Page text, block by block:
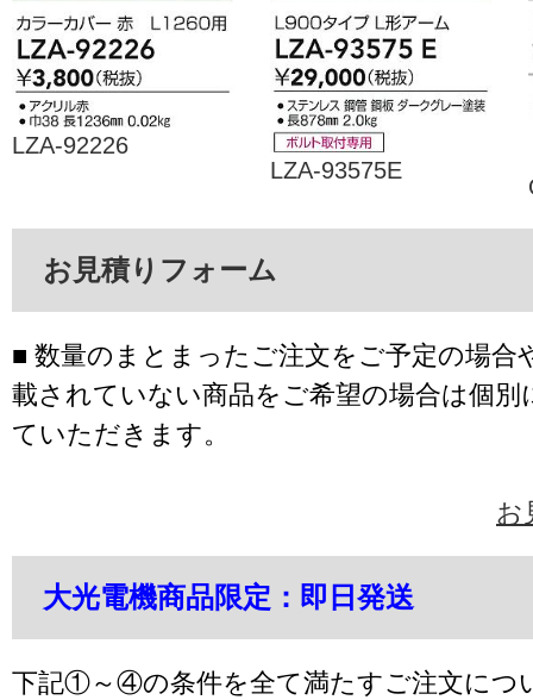
LZA-92226
LZA-93575E
お見積りフォーム
■ 数量のまとまったご注文をご予定の場合
載されていない商品をご希望の場合は個別
ていただきます。
お
大光電機商品限定：即日発送
下記①～④の条件を全て満たすご注文につ